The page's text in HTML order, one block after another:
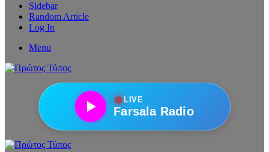
Sidebar
Random Article
Log In
Menu
●LIVE
Farsala Radio